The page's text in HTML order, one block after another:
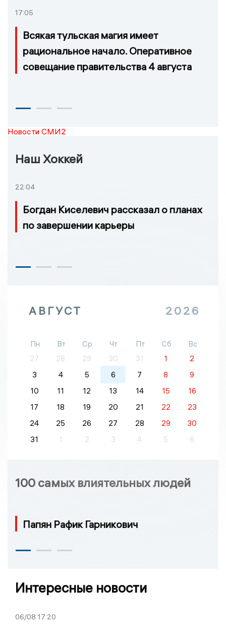
17:05
Всякая тульская магия имеет
рациональное начало. Оперативное
совещание правительства 4 августа
Новости СМИ2
Наш Хоккей
22:04
Богдан Киселевич рассказал о планах
по завершении карьеры
АВГУСТ 2026
Пн Вт Ср Чт Пт Сб
Вс
27
28 29 30 31 1
2
3
4 5 6 7 8
9
10
11 12 13 14 15
16
17
18 19 20 21 22
23
24
25 26 27 28 29
30
31
1 2 3 4 5 6
100 самых влиятельных людей
Папян Рафик Гарникович
Интересные новости
06/08 17:20